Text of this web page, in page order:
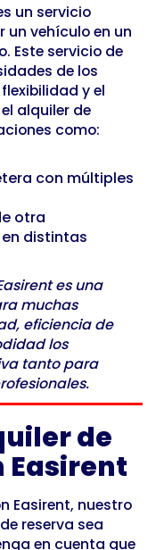
un servicio
vehículo en un
Este servicio de
de los
y el
alquiler de
como:
con múltiples
otra
distintas
es una
muchas
eficiencia de
los
tanto para
de
Easirent
Easirent, nuestro
reserva sea
en cuenta que